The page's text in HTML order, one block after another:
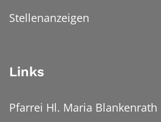
Stellenanzeigen
Links
Pfarrei Hl. Maria Blankenrath